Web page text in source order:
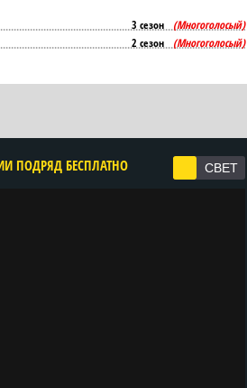
3 сезон (Многоголосый)
2 сезон (Многоголосый)
ПОДРЯД БЕСПЛАТНО